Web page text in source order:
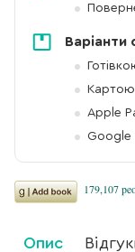
Варіанти
Картою
Apple
Google
Опис